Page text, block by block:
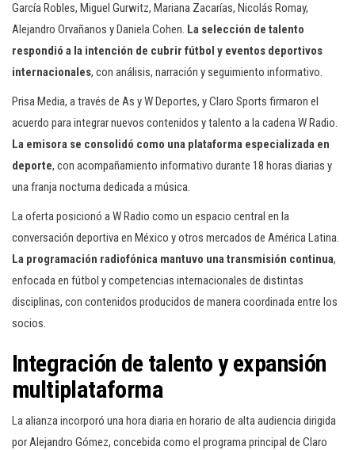
García Robles, Miguel Gurwitz, Mariana Zacarías, Nicolás Romay,
Alejandro Orvañanos y Daniela Cohen. La selección de talento
respondió a la intención de cubrir fútbol y eventos deportivos
internacionales, con análisis, narración y seguimiento informativo.
Prisa Media, a través de As y W Deportes, y Claro Sports firmaron el
acuerdo para integrar nuevos contenidos y talento a la cadena W Radio.
La emisora se consolidó como una plataforma especializada en
deporte, con acompañamiento informativo durante 18 horas diarias y
una franja nocturna dedicada a música.
La oferta posicionó a W Radio como un espacio central en la
conversación deportiva en México y otros mercados de América Latina.
La programación radiofónica mantuvo una transmisión continua,
enfocada en fútbol y competencias internacionales de distintas
disciplinas, con contenidos producidos de manera coordinada entre los
socios.
Integración de talento y expansión
multiplataforma
La alianza incorporó una hora diaria en horario de alta audiencia dirigida
por Alejandro Gómez, concebida como el programa principal de Claro